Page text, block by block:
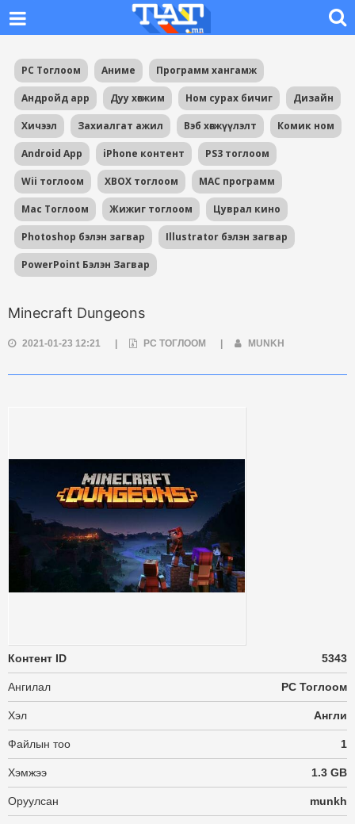
PC Тоглоом Аниме Программ хангамж
Андройд app Дуу хөгжим Ном сурах бичиг Дизайн
Хичээл Захиалгат ажил Вэб хөгжүүлэлт Комик ном
Android App iPhone контент PS3 тоглоом
Wii тоглоом XBOX тоглоом MAC программ
Mac Тоглоом Жижиг тоглоом Цуврал кино
Photoshop бэлэн загвар Illustrator бэлэн загвар
PowerPoint Бэлэн Загвар
Minecraft Dungeons
2021-01-23 12:21 PC ТОГЛООМ MUNKH
Контент ID 5343
Ангилал PC Тоглоом
Хэл Англи
Файлын тоо 1
Хэмжээ 1.3 GB
Оруулсан munkh